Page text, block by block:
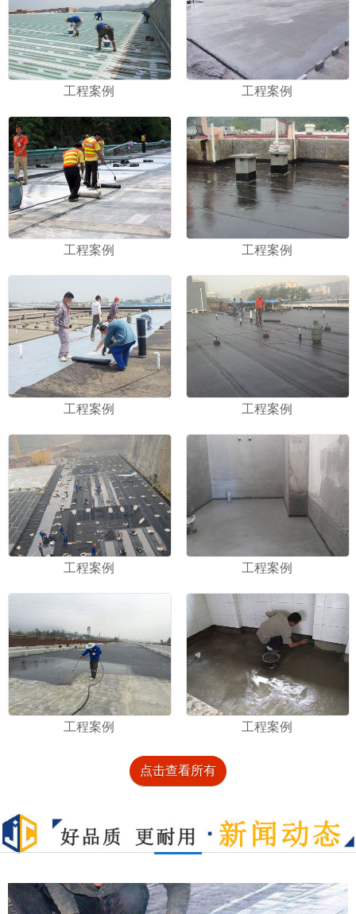
工程案例 工程案例
工程案例 工程案例
工程案例 工程案例
工程案例 工程案例
工程案例 工程案例
点击查看所有